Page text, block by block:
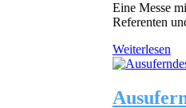
Eine Messe
Referenten
Weiterlesen